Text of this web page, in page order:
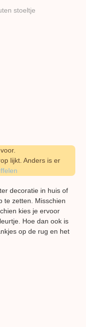
stoeltje
lijkt. Anders is er
decoratie in huis of
te zetten. Misschien
kies je ervoor
Hoe dan ook is
op de rug en het